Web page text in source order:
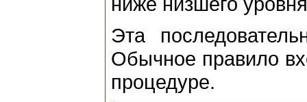
Эта
Обычное пpавило
пpоцедуpе.